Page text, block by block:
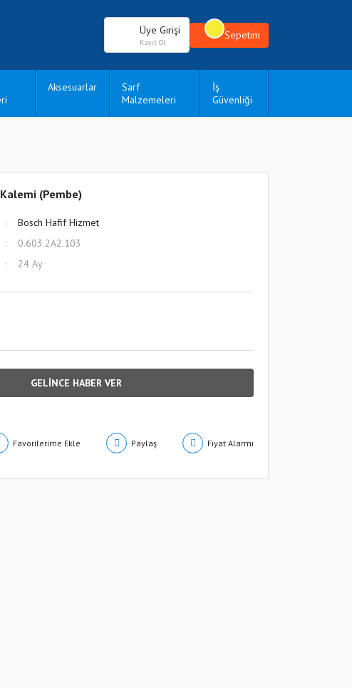
Üye Girişi
Kayıt Ol
Sepetim
Aksesuarlar
Sarf
Malzemeleri
İş
Güvenliği
(Pembe)
Bosch Hafif Hizmet
0.603.2A2.103
24 Ay
GELİNCE HABER VER
Paylaş Fiyat Alarmı